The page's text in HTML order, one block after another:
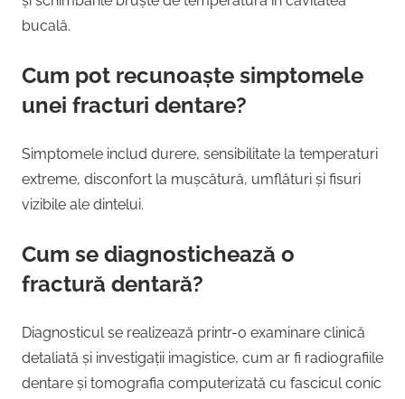
bucală.
Cum pot recunoaște simptomele
unei fracturi dentare?
Simptomele includ durere, sensibilitate la temperaturi
extreme, disconfort la mușcătură, umflături și fisuri
vizibile ale dintelui.
Cum se diagnostichează o
fractură dentară?
Diagnosticul se realizează printr-o examinare clinică
detaliată și investigații imagistice, cum ar fi radiografiile
dentare și tomografia computerizată cu fascicul conic